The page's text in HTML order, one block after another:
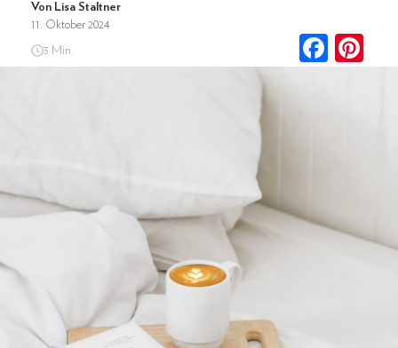
Von Lisa Staltner
11. Oktober 2024
3 Min.